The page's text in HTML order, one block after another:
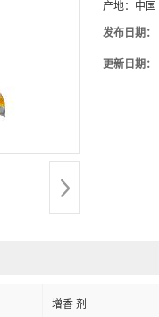
产地： 中国
发布日期：
更新日期：
增香 剂